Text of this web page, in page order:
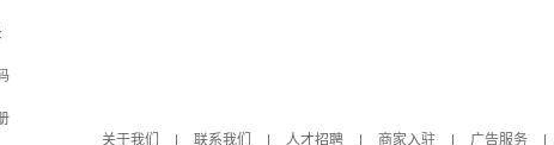
关于我们
联系我们 人才招聘 商家入驻 广告服务